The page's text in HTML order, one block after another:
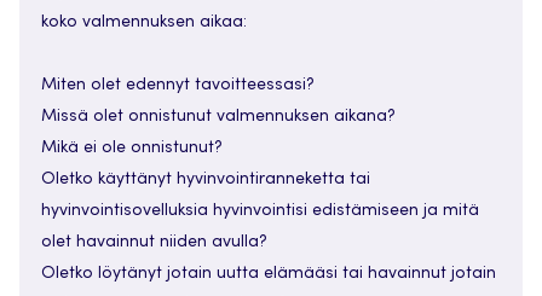
koko valmennuksen aikaa:
Miten olet edennyt tavoitteessasi?
Missä olet onnistunut valmennuksen aikana?
Mikä ei ole onnistunut?
Oletko käyttänyt hyvinvointiranneketta tai
hyvinvointisovelluksia hyvinvointisi edistämiseen ja mitä
olet havainnut niiden avulla?
Oletko löytänyt jotain uutta elämääsi tai havainnut jotain